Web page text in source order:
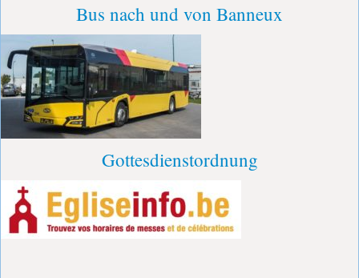
Bus nach und von Banneux
Gottesdienstordnung